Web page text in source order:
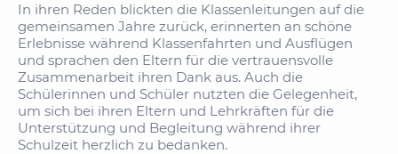
In ihren Reden blickten die Klassenleitungen auf die
gemeinsamen Jahre zurück, erinnerten an schöne
Erlebnisse während Klassenfahrten und Ausflügen
und sprachen den Eltern für die vertrauensvolle
Zusammenarbeit ihren Dank aus. Auch die
Schülerinnen und Schüler nutzten die Gelegenheit,
um sich bei ihren Eltern und Lehrkräften für die
Unterstützung und Begleitung während ihrer
Schulzeit herzlich zu bedanken.